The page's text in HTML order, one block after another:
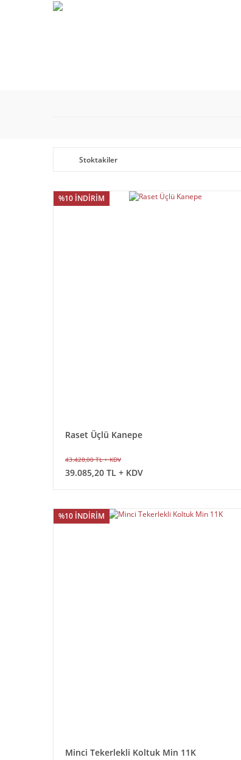
Stoktakiler
%10 İNDİRİM
Raset Üçlü Kanepe
43.428,00 TL + KDV
39.085,20 TL + KDV
%10 İNDİRİM
Minci Tekerlekli Koltuk Min 11K